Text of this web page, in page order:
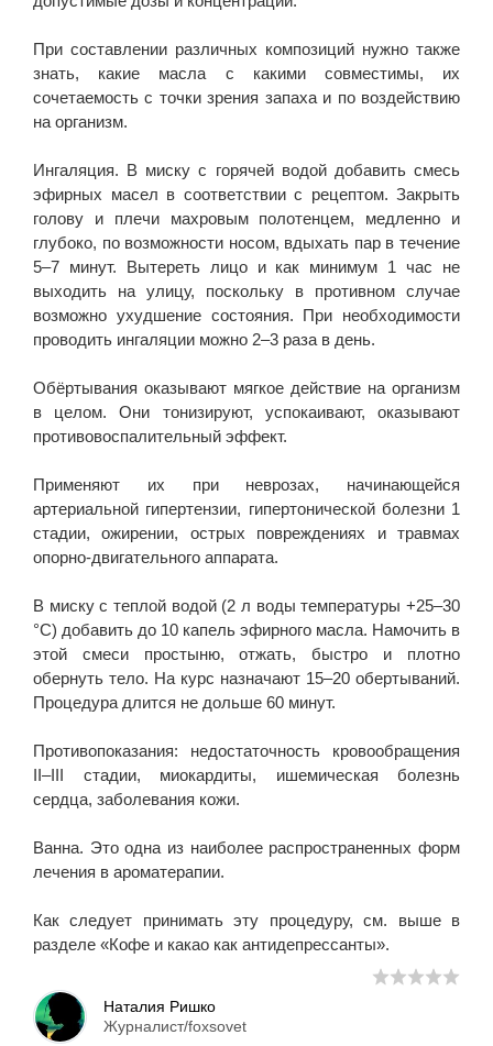
При составлении различных композиций нужно также
знать, какие масла с какими совместимы, их
сочетаемость с точки зрения запаха и по воздействию
на организм.
Ингаляция. В миску с горячей водой добавить смесь
эфирных масел в соответствии с рецептом. Закрыть
голову и плечи махровым полотенцем, медленно и
глубоко, по возможности носом, вдыхать пар в течение
5–7 минут. Вытереть лицо и как минимум 1 час не
выходить на улицу, поскольку в противном случае
возможно ухудшение состояния. При необходимости
проводить ингаляции можно 2–3 раза в день.
Обёртывания оказывают мягкое действие на организм
в целом. Они тонизируют, успокаивают, оказывают
противовоспалительный эффект.
Применяют их при неврозах, начинающейся
артериальной гипертензии, гипертонической болезни 1
стадии, ожирении, острых повреждениях и травмах
опорно-двигательного аппарата.
В миску с теплой водой (2 л воды температуры +25–30
°C) добавить до 10 капель эфирного масла. Намочить в
этой смеси простыню, отжать, быстро и плотно
обернуть тело. На курс назначают 15–20 обертываний.
Процедура длится не дольше 60 минут.
Противопоказания: недостаточность кровообращения
II–III стадии, миокардиты, ишемическая болезнь
сердца, заболевания кожи.
Ванна. Это одна из наиболее распространенных форм
лечения в ароматерапии.
Как следует принимать эту процедуру, см. выше в
разделе «Кофе и какао как антидепрессанты».
Наталия Ришко
Журналист/foxsovet